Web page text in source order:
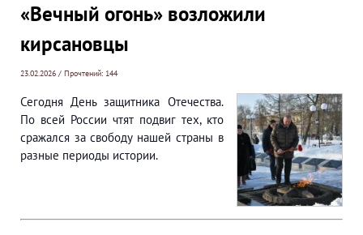
«Вечный огонь» возложили
кирсановцы
23.02.2026 / Прочтений: 144
Сегодня День защитника Отечества.
По всей России чтят подвиг тех, кто
сражался за свободу нашей страны в
разные периоды истории.